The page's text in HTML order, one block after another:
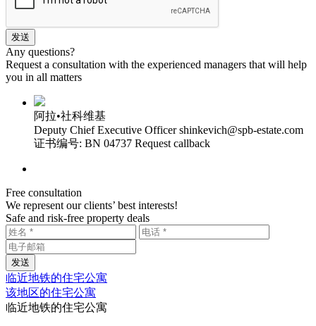
Any questions?
Request a consultation with the experienced managers that will help
you in all matters
阿拉•社科维基
Deputy Chief Executive Officer shinkevich@spb-estate.com
证书编号: BN 04737 Request callback
Free consultation
We represent our clients’ best interests!
Safe and risk-free property deals
临近地铁的住宅公寓
该地区的住宅公寓
临近地铁的住宅公寓